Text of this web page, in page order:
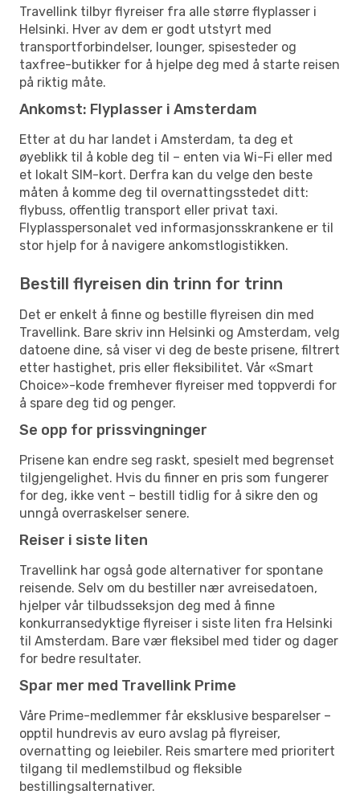
Travellink tilbyr flyreiser fra alle større flyplasser i
Helsinki. Hver av dem er godt utstyrt med
transportforbindelser, lounger, spisesteder og
taxfree-butikker for å hjelpe deg med å starte reisen
på riktig måte.
Ankomst: Flyplasser i Amsterdam
Etter at du har landet i Amsterdam, ta deg et
øyeblikk til å koble deg til – enten via Wi-Fi eller med
et lokalt SIM-kort. Derfra kan du velge den beste
måten å komme deg til overnattingsstedet ditt:
flybuss, offentlig transport eller privat taxi.
Flyplasspersonalet ved informasjonsskrankene er til
stor hjelp for å navigere ankomstlogistikken.
Bestill flyreisen din trinn for trinn
Det er enkelt å finne og bestille flyreisen din med
Travellink. Bare skriv inn Helsinki og Amsterdam, velg
datoene dine, så viser vi deg de beste prisene, filtrert
etter hastighet, pris eller fleksibilitet. Vår «Smart
Choice»-kode fremhever flyreiser med toppverdi for
å spare deg tid og penger.
Se opp for prissvingninger
Prisene kan endre seg raskt, spesielt med begrenset
tilgjengelighet. Hvis du finner en pris som fungerer
for deg, ikke vent – bestill tidlig for å sikre den og
unngå overraskelser senere.
Reiser i siste liten
Travellink har også gode alternativer for spontane
reisende. Selv om du bestiller nær avreisedatoen,
hjelper vår tilbudsseksjon deg med å finne
konkurransedyktige flyreiser i siste liten fra Helsinki
til Amsterdam. Bare vær fleksibel med tider og dager
for bedre resultater.
Spar mer med Travellink Prime
Våre Prime-medlemmer får eksklusive besparelser –
opptil hundrevis av euro avslag på flyreiser,
overnatting og leiebiler. Reis smartere med prioritert
tilgang til medlemstilbud og fleksible
bestillingsalternativer.